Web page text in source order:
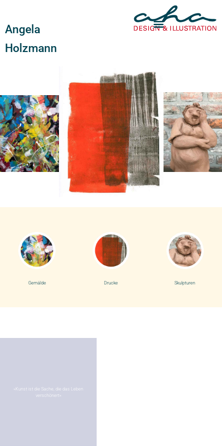
Angela
Holzmann
Gemälde Drucke Skulpturen
»Kunst ist die Sache, die das Leben
verschönert«​